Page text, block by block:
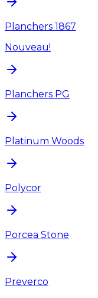
Planchers 1867
Nouveau!
Planchers PG
Platinum Woods
Polycor
Porcea Stone
Preverco